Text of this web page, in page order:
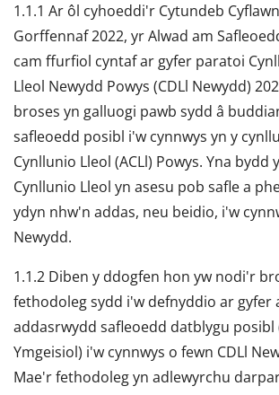
1.1.1 Ar ôl cyhoeddi'r Cytundeb
Gorffennaf 2022, yr Alwad am
cam ffurfiol cyntaf ar gyfer paratoi
Lleol Newydd Powys (CDLl Newydd)
broses yn galluogi pawb sydd â
safleoedd posibl i'w cynnwys yn y
Cynllunio Lleol (ACLl) Powys. Yna bydd
Cynllunio Lleol yn asesu pob safle a
ydyn nhw'n addas, neu beidio, i'w
Newydd.
1.1.2 Diben y ddogfen hon yw nodi'r
fethodoleg sydd i'w defnyddio ar gyfer
addasrwydd safleoedd datblygu posibl
Ymgeisiol) i'w cynnwys o fewn CDLl
Mae'r fethodoleg yn adlewyrchu